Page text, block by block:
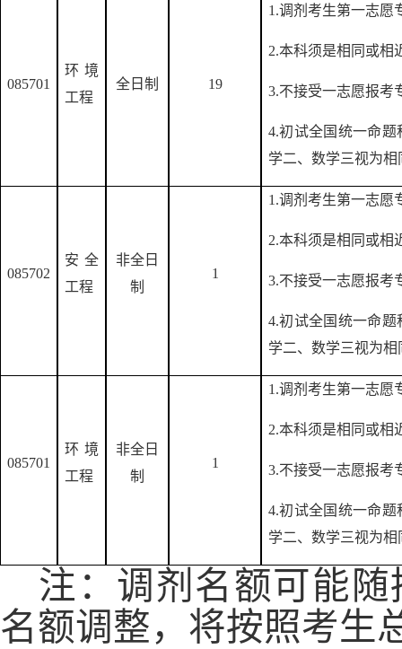
085701
环境
工程
全日制 19
1.调剂考生第一志愿
2.本科须是相同或相
3.不接受一志愿报考
4.初试全国统一命
学二、数学三视为相
085702
安全
工程
非全日
制
1
1.调剂考生第一志愿
2.本科须是相同或相
3.不接受一志愿报考
4.初试全国统一命
学二、数学三视为相
085701
环境
工程
非全日
制
1
1.调剂考生第一志愿
2.本科须是相同或相
3.不接受一志愿报考
4.初试全国统一命
学二、数学三视为相
注：调剂名额可能
名额调整，将按照考生